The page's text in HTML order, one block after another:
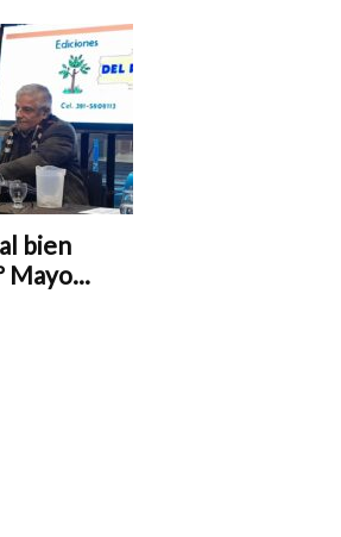
bien
Mayo...